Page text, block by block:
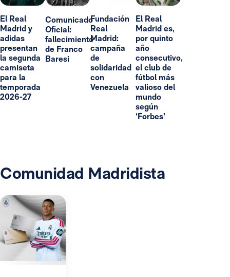
El Real
Madrid y
adidas
presentan
la segunda
camiseta
para la
temporada
2026-27
Comunicado
Oficial:
fallecimiento
de Franco
Baresi
Fundación
Real
Madrid:
campaña
de
solidaridad
con
Venezuela
El Real
Madrid es,
por quinto
año
consecutivo,
el club de
fútbol más
valioso del
mundo
según
‘Forbes’
Comunidad Madridista